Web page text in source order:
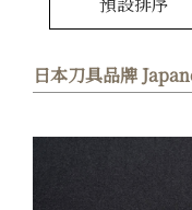
日本刀具品牌